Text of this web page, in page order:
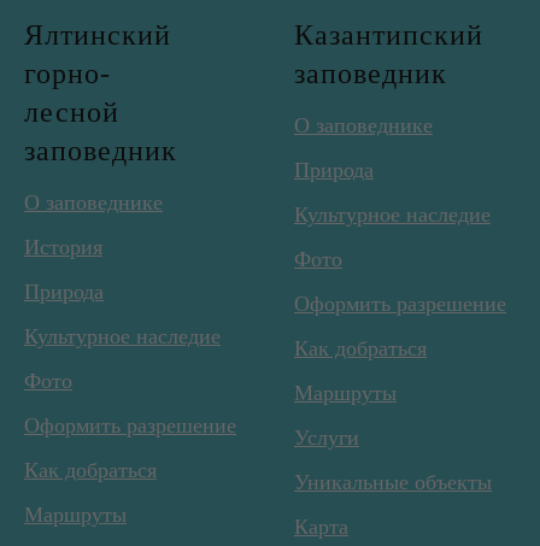
Ялтинский
горно-
лесной
заповедник
О заповеднике
История
Природа
Культурное наследие
Фото
Оформить разрешение
Как добраться
Маршруты
Казантипский
заповедник
О заповеднике
Природа
Культурное наследие
Фото
Оформить разрешение
Как добраться
Маршруты
Услуги
Уникальные объекты
Карта